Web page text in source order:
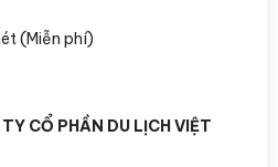
(Miễn phí)
CỔ PHẦN DU LỊCH VIỆT